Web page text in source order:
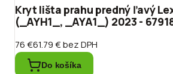
Kryt lišta prahu predný ľavý
(_AYH1_, _AYA1_) 2023 -
76 €61.79 €bez DPH
Do košíka